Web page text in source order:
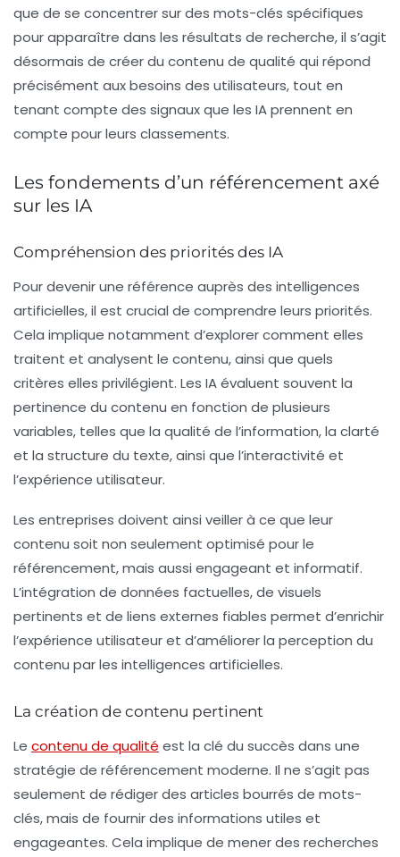
que de se concentrer sur des mots-clés spécifiques
pour apparaître dans les résultats de recherche, il s’agit
désormais de créer du contenu de qualité qui répond
précisément aux besoins des utilisateurs, tout en
tenant compte des signaux que les IA prennent en
compte pour leurs classements.
Les fondements d’un référencement axé
sur les IA
Compréhension des priorités des IA
Pour devenir une référence auprès des intelligences
artificielles, il est crucial de comprendre leurs priorités.
Cela implique notamment d’explorer comment elles
traitent et analysent le contenu, ainsi que quels
critères elles privilégient. Les IA évaluent souvent la
pertinence du contenu en fonction de plusieurs
variables, telles que la qualité de l’information, la clarté
et la structure du texte, ainsi que l’interactivité et
l’expérience utilisateur.
Les entreprises doivent ainsi veiller à ce que leur
contenu soit non seulement optimisé pour le
référencement, mais aussi engageant et informatif.
L’intégration de données factuelles, de visuels
pertinents et de liens externes fiables permet d’enrichir
l’expérience utilisateur et d’améliorer la perception du
contenu par les intelligences artificielles.
La création de contenu pertinent
Le contenu de qualité est la clé du succès dans une
stratégie de référencement moderne. Il ne s’agit pas
seulement de rédiger des articles bourrés de mots-
clés, mais de fournir des informations utiles et
engageantes. Cela implique de mener des recherches